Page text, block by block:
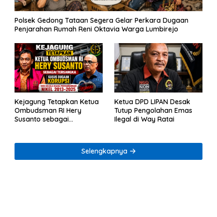
Polsek Gedong Tataan Segera Gelar Perkara Dugaan
Penjarahan Rumah Reni Oktavia Warga Lumbirejo
Kejagung Tetapkan Ketua
Ombudsman RI Hery
Susanto sebagai
Tambang Nikel
Ketua DPD LIPAN Desak
Tutup Pengolahan Emas
Ilegal di Way Ratai
Selengkapnya